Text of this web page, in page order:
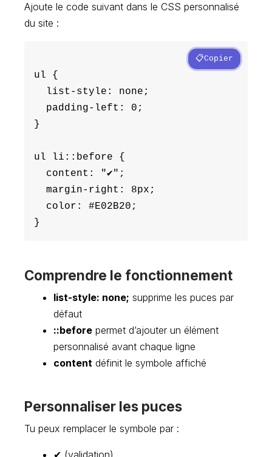
Ajoute le code suivant dans le CSS personnalisé
du site :
ul {
  list-style: none;
  padding-left: 0;
}
ul li::before {
  content: "✔";
  margin-right: 8px;
  color: #E02B20;
Copier
Comprendre le fonctionnement
list-style: none; supprime les puces par
défaut
::before permet d’ajouter un élément
personnalisé avant chaque ligne
content définit le symbole affiché
Personnaliser les puces
Tu peux remplacer le symbole par :